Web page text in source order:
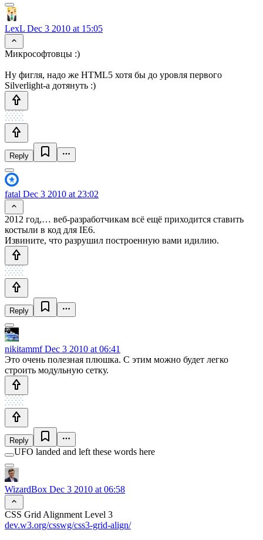
LexL Dec 3 2010 at 15:05
Микрософтовцы :)
Ну фигля, надо же HTML5 хотя бы до уровля первого
Silverlight-а дотянуть :)
Reply
fatal Dec 3 2010 at 23:02
2012 год,… веб-разработчикам всё ещё приходится ставить
костыли в код для IE6.
Извините, что разрушил построенную вами идилию.
Reply
nikitammfDec 3 2010 at 06:41
Это очень полезная плюшка. С этим можно будет легко
строить модульную сетку.
Reply
UFO landed and left these words here
WizardBox Dec 3 2010 at 06:58
CSS Grid Alignment Level 3
dev.w3.org/csswg/css3-grid-align/